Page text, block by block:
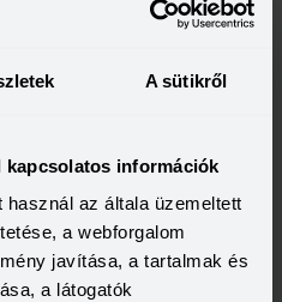
A sütikről
kapcsolatos információk
használ az általa üzemeltett
a webforgalom
javítása, a tartalmak és
a látogatók
fiókoldalra